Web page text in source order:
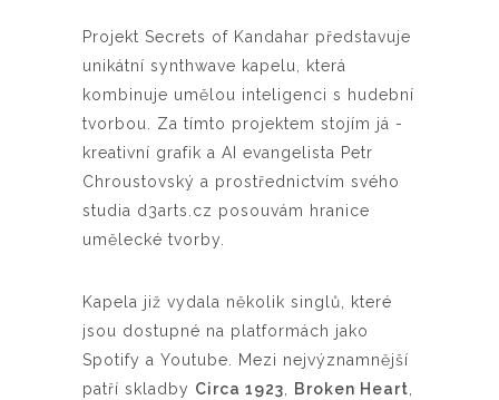
Projekt Secrets of Kandahar představuje
unikátní synthwave kapelu, která
kombinuje umělou inteligenci s hudební
tvorbou. Za tímto projektem stojím já -
kreativní grafik a AI evangelista Petr
Chroustovský a prostřednictvím svého
studia d3arts.cz posouvám hranice
umělecké tvorby.
Kapela již vydala několik singlů, které
jsou dostupné na platformách jako
Spotify a Youtube. Mezi nejvýznamnější
patří skladby Circa 1923 Broken Heart